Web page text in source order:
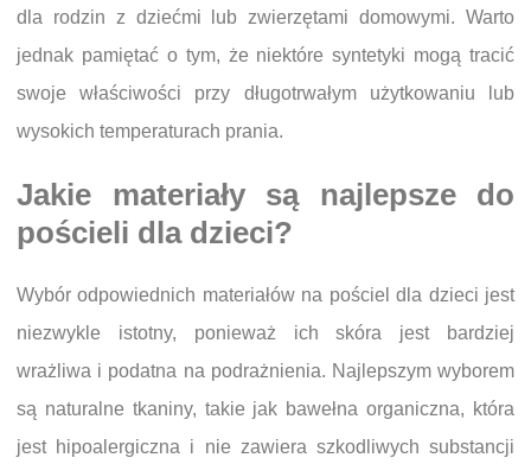
dla rodzin z dziećmi lub zwierzętami domowymi. Warto
jednak pamiętać o tym, że niektóre syntetyki mogą tracić
swoje właściwości przy długotrwałym użytkowaniu lub
wysokich temperaturach prania.
Jakie materiały są najlepsze do
pościeli dla dzieci?
Wybór odpowiednich materiałów na pościel dla dzieci jest
niezwykle istotny, ponieważ ich skóra jest bardziej
wrażliwa i podatna na podrażnienia. Najlepszym wyborem
są naturalne tkaniny, takie jak bawełna organiczna, która
jest hipoalergiczna i nie zawiera szkodliwych substancji